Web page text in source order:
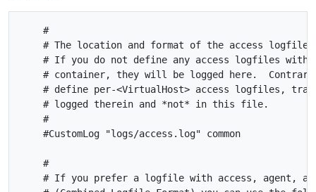
    #
# The location and format of the access logfile
# If you do not define any access logfiles
# container, they will be logged here.
# define per-<VirtualHost> access logfiles,
    # logged therein and *not* in this file.
    #
    #CustomLog "logs/access.log" common
    #
# If you prefer a logfile with access, agent,